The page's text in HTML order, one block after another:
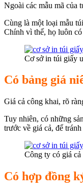
Ngoài các mẫu mã của
Cùng là một loại mẫu
Chính vì thế, họ luôn
Cơ sở in túi giấy
Có bảng giá
Giá cả công khai, rõ
Tuy nhiên, có những
trước về giá cả, để
Công ty có giá
Có hợp đồng